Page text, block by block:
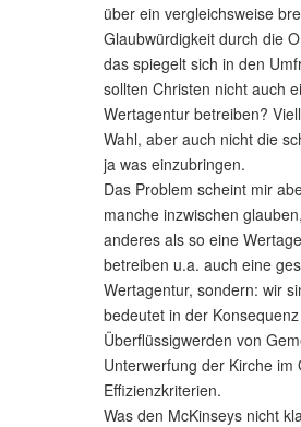
über ein vergleichsweise
Glaubwürdigkeit durch die
das spiegelt sich in den
sollten Christen nicht auch
Wertagentur betreiben?
Wahl, aber auch nicht die
ja was einzubringen.
Das Problem scheint mir
manche inzwischen
anderes als so eine
betreiben u.a. auch eine
Wertagentur, sondern: wir
bedeutet in der
Überflüssigwerden von
Unterwerfung der Kirche im
Effizienzkriterien.
Was den McKinseys nicht